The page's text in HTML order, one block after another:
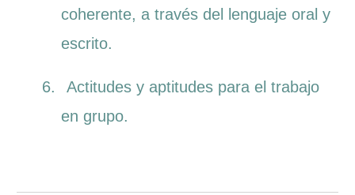
coherente, a través del lenguaje oral y
escrito.
6.
Actitudes y aptitudes para el trabajo
en grupo.